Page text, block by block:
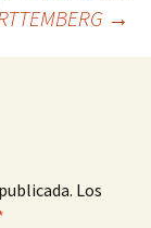
→
Los